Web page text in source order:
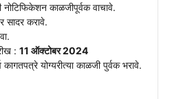
नोटिफिकेशन काळजीपूर्वक वाचावे.
सादर करावे.
: 11 ऑक्टोबर 2024
योग्यरीत्या काळजी पुर्वक भरावे.